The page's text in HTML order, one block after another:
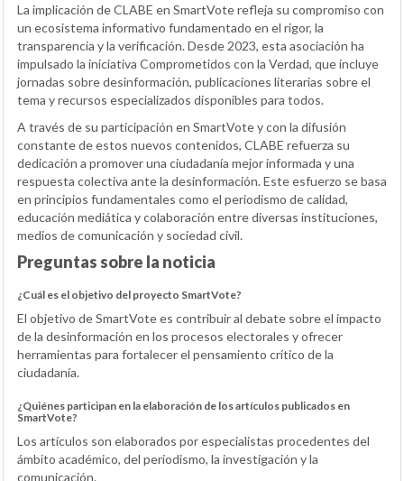
La implicación de CLABE en SmartVote refleja su compromiso con
un ecosistema informativo fundamentado en el rigor, la
transparencia y la verificación. Desde 2023, esta asociación ha
impulsado la iniciativa Comprometidos con la Verdad, que incluye
jornadas sobre desinformación, publicaciones literarias sobre el
tema y recursos especializados disponibles para todos.
A través de su participación en SmartVote y con la difusión
constante de estos nuevos contenidos, CLABE refuerza su
dedicación a promover una ciudadanía mejor informada y una
respuesta colectiva ante la desinformación. Este esfuerzo se basa
en principios fundamentales como el periodismo de calidad,
educación mediática y colaboración entre diversas instituciones,
medios de comunicación y sociedad civil.
Preguntas sobre la noticia
¿Cuál es el objetivo del proyecto SmartVote?
El objetivo de SmartVote es contribuir al debate sobre el impacto
de la desinformación en los procesos electorales y ofrecer
herramientas para fortalecer el pensamiento crítico de la
ciudadanía.
¿Quiénes participan en la elaboración de los artículos publicados en
SmartVote?
Los artículos son elaborados por especialistas procedentes del
ámbito académico, del periodismo, la investigación y la
comunicación.